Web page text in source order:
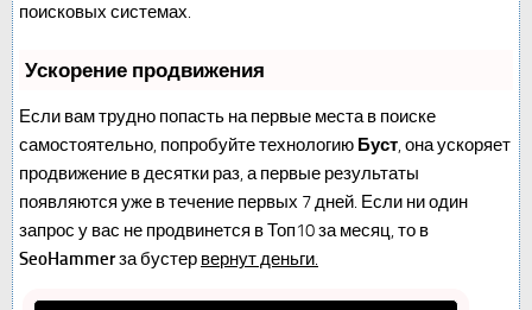
поисковых системах.
Ускорение продвижения
Если вам трудно попасть на первые места в поиске
самостоятельно, попробуйте технологию Буст, она ускоряет
продвижение в десятки раз, а первые результаты
появляются уже в течение первых 7 дней. Если ни один
запрос у вас не продвинется в Топ10 за месяц, то в
SeoHammerза бустер вернут деньги.